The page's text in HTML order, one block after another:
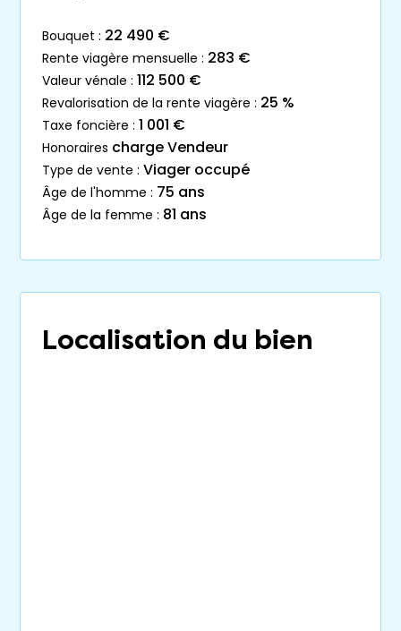
bouquet : 22 490 €
rente viagère mensuelle : 283 €
valeur vénale : 112 500 €
revalorisation de la rente viagère : 25 %
taxe foncière : 1 001 €
honoraires charge Vendeur
type de vente : Viager occupé
âge de l'homme : 75 ans
âge de la femme : 81 ans
Localisation du bien